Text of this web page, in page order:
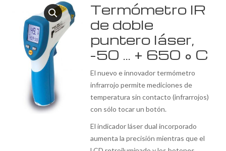
Termómetro IR
de doble
puntero láser,
-50 … + 650 ° C
El nuevo e innovador termómetro
infrarrojo permite mediciones de
temperatura sin contacto (infrarrojos)
con sólo tocar un botón.
El indicador láser dual incorporado
aumenta la precisión mientras que el